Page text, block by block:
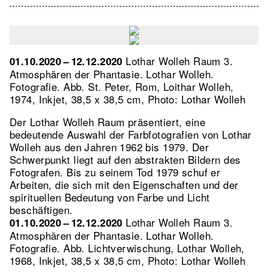
01.10.2020 – 12.12.2020 Lothar Wolleh Raum 3.
Atmosphären der Phantasie. Lothar Wolleh.
Fotografie.Abb. St. Peter, Rom, Loithar Wolleh,
1974, Inkjet, 38,5 x 38,5 cm, Photo: Lothar Wolleh
Der Lothar Wolleh Raum präsentiert, eine
bedeutende Auswahl der Farbfotografien von Lothar
Wolleh aus den Jahren 1962 bis 1979. Der
Schwerpunkt liegt auf den abstrakten Bildern des
Fotografen. Bis zu seinem Tod 1979 schuf er
Arbeiten, die sich mit den Eigenschaften und der
spirituellen Bedeutung von Farbe und Licht
beschäftigen.
01.10.2020 – 12.12.2020 Lothar Wolleh Raum 3.
Atmosphären der Phantasie. Lothar Wolleh.
Fotografie.Abb. Lichtverwischung, Lothar Wolleh,
1968, Inkjet, 38,5 x 38,5 cm, Photo: Lothar Wolleh